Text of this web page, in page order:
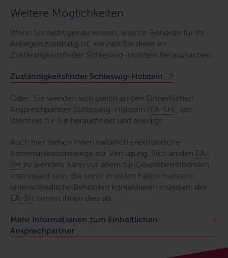
Weitere Möglichkeiten
Wenn Sie nicht genau wissen, welche Behörde für Ihr
Anliegen zuständig ist, können Sie diese im
Zuständigkeitsfinder Schleswig-Holstein heraussuchen.
Zuständigkeitsfinder Schleswig-Holstein
Oder: Sie wenden sich gleich an den Einheitlichen
Ansprechpartner Schleswig-Holstein (EA-SH), der
Weiteres für Sie herausfindet und erledigt.
Auch hier stehen Ihnen natürlich elektronische
Kommunikationswege zur Verfügung. Sich an den EA-
SH zu wenden, kann vor allem für Gewerbetreibenden
interessant sein, die sonst in vielen Fällen mehrere
unterschiedliche Behörden kontaktieren müssten: der
EA-SH nimmt ihnen dies ab.
Mehr Informationen zum Einheitlichen
Ansprechpartner